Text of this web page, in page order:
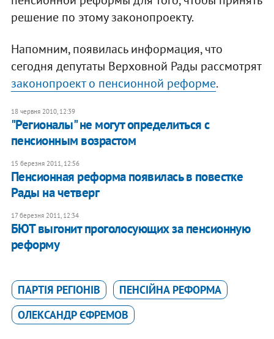
решение по этому законопроекту.
Напомним, появилась информация, что
сегодня депутаты Верховной Рады рассмотрят
законопроект о пенсионной реформе.
18 червня 2010, 12:39
"Регионалы" не могут определиться с
пенсионным возрастом
15 березня 2011, 12:56
Пенсионная реформа появилась в повестке
Рады на четверг
17 березня 2011, 12:34
БЮТ выгонит проголосующих за пенсионную
реформу
ПАРТІЯ РЕГІОНІВ
ПЕНСІЙНА РЕФОРМА
ОЛЕКСАНДР ЄФРЕМОВ